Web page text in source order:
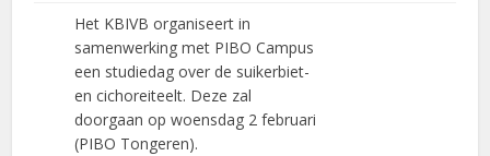
Het KBIVB organiseert in
samenwerking met PIBO Campus
een studiedag over de suikerbiet-
en cichoreiteelt. Deze zal
doorgaan op woensdag 2 februari
(PIBO Tongeren).